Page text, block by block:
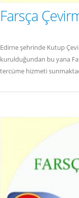
Farsça
Edirne şehrinde Kutup
kurulduğundan bu yana
tercüme hizmeti